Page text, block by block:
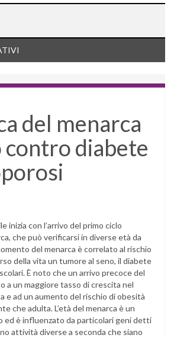
del menarca
contro diabete
inizia con l’arrivo del primo ciclo
che può verificarsi in diverse età da
del menarca è correlato al rischio
della vita un tumore al seno, il diabete
È noto che un arrivo precoce del
a un maggiore tasso di crescita nel
e ad un aumento del rischio di obesità
che adulta. L’età del menarca è un
ed è influenzato da particolari geni detti
attività diverse a seconda che siano